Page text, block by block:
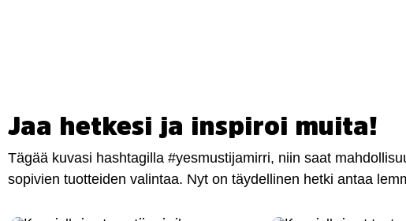
Jaa hetkesi ja inspiroi muita!
Tägää kuvasi hashtagilla #yesmustijamirri, niin saat
sopivien tuotteiden valintaa. Nyt on täydellinen hetki antaa